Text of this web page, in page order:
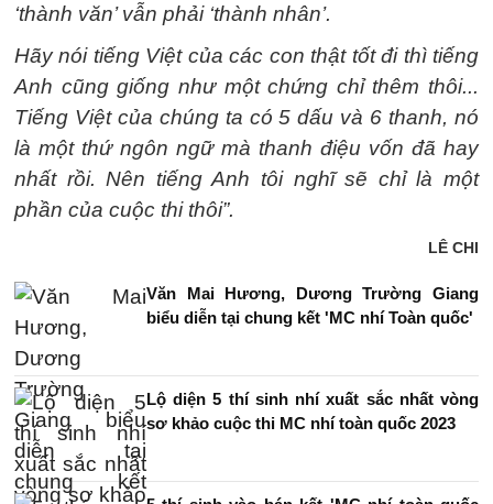
‘thành văn’ vẫn phải ‘thành nhân’.
Hãy nói tiếng Việt của các con thật tốt đi thì tiếng
Anh cũng giống như một chứng chỉ thêm thôi...
Tiếng Việt của chúng ta có 5 dấu và 6 thanh, nó
là một thứ ngôn ngữ mà thanh điệu vốn đã hay
nhất rồi. Nên tiếng Anh tôi nghĩ sẽ chỉ là một
phần của cuộc thi thôi”.
LÊ CHI
Văn Mai Hương, Dương Trường Giang
biểu diễn tại chung kết 'MC nhí Toàn quốc'
Lộ diện 5 thí sinh nhí xuất sắc nhất vòng
sơ khảo cuộc thi MC nhí toàn quốc 2023